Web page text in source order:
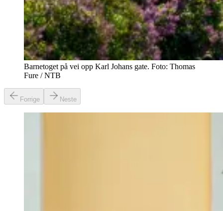
Barnetoget på vei opp Karl Johans gate. Foto: Thomas
Fure / NTB
Forrige Neste